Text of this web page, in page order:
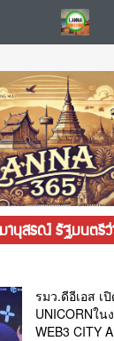
นุสรณ์ รัฐมนตรีว่
รมว.ดีอีเอส เ
UNICORNใน
WEB3 CITY